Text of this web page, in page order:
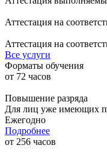
Аттестация на
Аттестация на
Все услуги
Форматы обучения
от 72 часов
Повышение разряда
Для лиц уже имеющих
Ежегодно
Подробнее
от 256 часов